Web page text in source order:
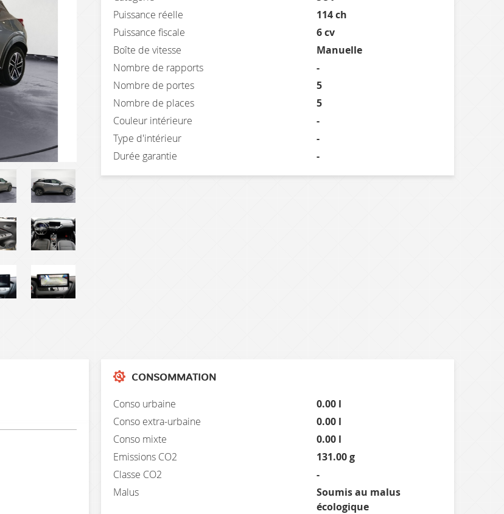
Puissance réelle
114 ch
Puissance fiscale
6 cv
Boîte de vitesse
Manuelle
Nombre de rapports
-
Nombre de portes
5
Nombre de places
5
Couleur intérieure
-
Type d'intérieur
-
Durée garantie
-
CONSOMMATION
Conso urbaine
0.00 l
Conso extra-urbaine
0.00 l
Conso mixte
0.00 l
Emissions CO2
131.00 g
Classe CO2
-
Malus
Soumis au malus
écologique